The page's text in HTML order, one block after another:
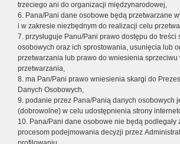
trzeciego ani do organizacji międzynarodowej,
6. Pana/Pani dane osobowe będą przetwarzane
i w zakresie niezbędnym do realizacji celu
7. przysługuje Panu/Pani prawo dostępu do treści
osobowych oraz ich sprostowania, usunięcia lub
przetwarzania lub prawo do wniesienia sprzeciwu
przetwarzania,
8. ma Pan/Pani prawo wniesienia skargi do
Danych Osobowych,
9. podanie przez Pana/Panią danych osobowych
(dobrowolne) w celu udostępnienia strony
10. Pana/Pani dane osobowe nie będą podlegały
procesom podejmowania decyzji przez